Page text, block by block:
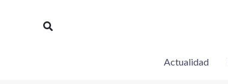
Buscar
Actualidad